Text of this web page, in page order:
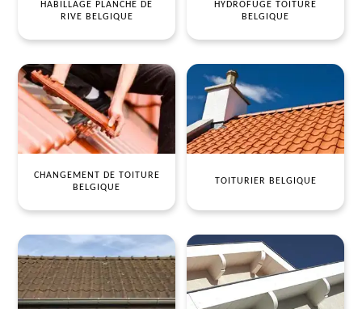
HABILLAGE PLANCHE DE
RIVE BELGIQUE
HYDROFUGE TOITURE
BELGIQUE
CHANGEMENT DE TOITURE
BELGIQUE
TOITURIER BELGIQUE